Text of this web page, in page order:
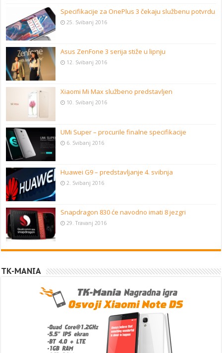
Specifikacije za OnePlus 3 čekaju službenu potvrdu
25. Svibanj 2016
Asus ZenFone 3 serija stiže u lipnju
12. Svibanj 2016
Xiaomi Mi Max službeno predstavljen
10. Svibanj 2016
UMi Super – procurile finalne specifikacije
6. Svibanj 2016
Huawei G9 – predstavljanje 4. svibnja
2. Svibanj 2016
Snapdragon 830 će navodno imati 8 jezgri
29. Travanj 2016
TK-MANIA